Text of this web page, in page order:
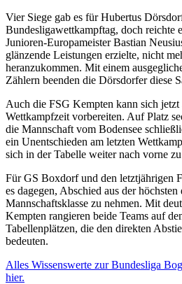
Vier Siege gab es für Hubertus
Bundesligawettkampftag, doch reichte
Junioren-Europameister Bastian
glänzende Leistungen erzielte, nicht
heranzukommen. Mit einem
Zählern beenden die Dörsdorfer diese
Auch die FSG Kempten kann sich
Wettkampfzeit vorbereiten. Auf Platz
die Mannschaft vom Bodensee
ein Unentschieden am letzten
sich in der Tabelle weiter nach vorne
Für GS Boxdorf und den letztjährigen
es dagegen, Abschied aus der höchsten
Mannschaftsklasse zu nehmen. Mit
Kempten rangieren beide Teams auf
Tabellenplätzen, die den direkten
bedeuten.
Alles Wissenswerte zur Bundesliga
hier.